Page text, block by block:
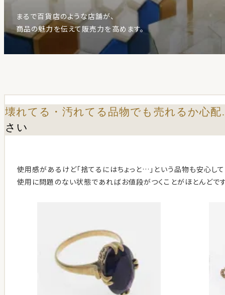
まるで百貨店のような店舗が、
商品の魅力を伝えて販売力を高めます。
壊れてる・汚れてる品物でも売れるか心
さい
使用感があるけど「捨てるにはちょっと…」という品物も安心して
使用に問題のない状態であればお値段がつくことがほとんどです